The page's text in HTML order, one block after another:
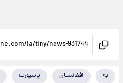
به افغانستان پاسپورت